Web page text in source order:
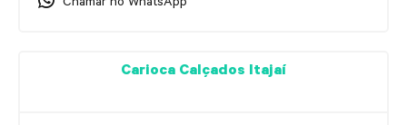
Chamar no WhatsApp
Carioca Calçados Itajaí